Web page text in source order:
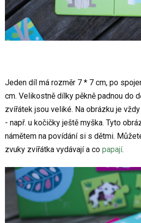
Jeden díl má rozměr 7 * 7 cm, po
cm. Velikostně dílky pěkně padnou do
zvířátek jsou veliké. Na obrázku je
- např. u kočičky ještě myška. Tyto
námětem na povídání si s dětmi.
zvuky zvířátka vydávají a co papají.